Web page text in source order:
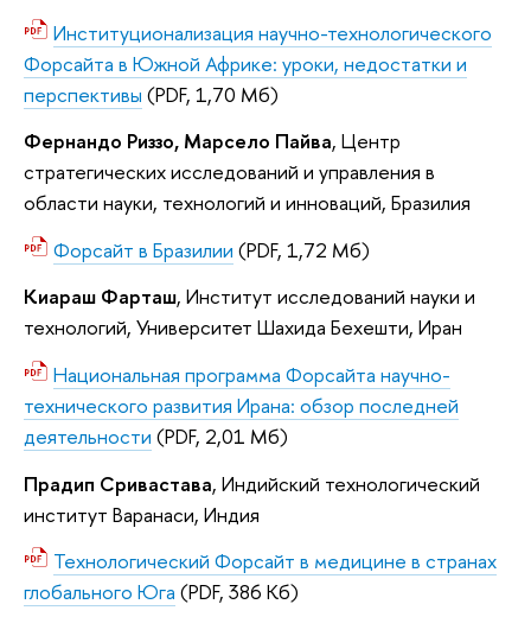
Институционализация научно-технологического
Форсайта в Южной Африке: уроки, недостатки и
перспективы (PDF, 1,70 Мб)
Фернандо Риззо, Марсело Пайва, Центр
стратегических исследований и управления в
области науки, технологий и инноваций, Бразилия
Форсайт в Бразилии (PDF, 1,72 Мб)
Киараш Фарташ, Институт исследований науки и
технологий, Университет Шахида Бехешти, Иран
Национальная программа Форсайта научно-
технического развития Ирана: обзор последней
деятельности (PDF, 2,01 Мб)
Прадип Сривастава, Индийский технологический
институт Варанаси, Индия
Технологический Форсайт в медицине в странах
глобального Юга (PDF, 386 Кб)